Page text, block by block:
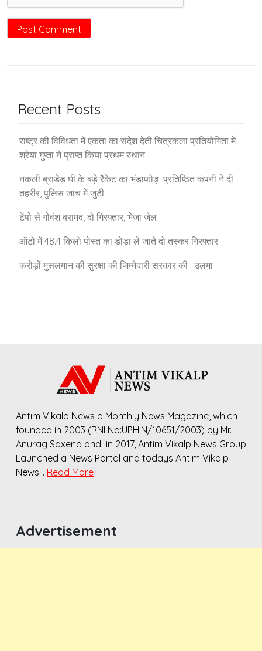
Recent Posts
राष्ट्र की विविधता में एकता का संदेश देती चित्रकला प्रतियोगिता में
श्रेया गुप्ता ने प्राप्त किया प्रथम स्थान
नकली ब्रांडेड घी के बड़े रैकेट का भंडाफोड़: प्रतिष्ठित कंपनी ने दी
तहरीर, पुलिस जांच में जुटी
टेंपो से गोवंश बरामद, दो गिरफ्तार, भेजा जेल
ऑटो में 48.4 किलो पोस्त का डोडा ले जाते दो तस्कर गिरफ्तार
करोड़ों मुसलमान की सुरक्षा की जिम्मेदारी सरकार की : उलमा
Antim Vikalp News a Monthly News Magazine, which
founded in 2003 (RNI No:UPHIN/10651/2003) by Mr.
Anurag Saxena and in 2017, Antim Vikalp News Group
Launched a News Portal and todays Antim Vikalp
News… Read More
Advertisement